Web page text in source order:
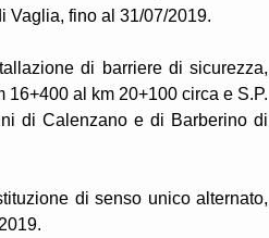
Vaglia, fino al 31/07/2019.
di barriere di sicurezza,
al km 20+100 circa e S.P.
di Calenzano e di Barberino di
di senso unico alternato,